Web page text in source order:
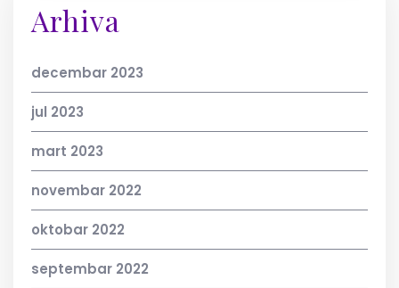
Arhiva
decembar 2023
jul 2023
mart 2023
novembar 2022
oktobar 2022
septembar 2022